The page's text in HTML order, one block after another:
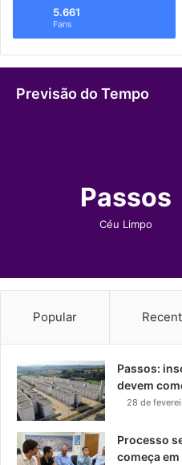
5.661
Fans
Previsão do Tempo
Passos
Céu Limpo
Popular
Passos:
devem
28 de
Processo
começa